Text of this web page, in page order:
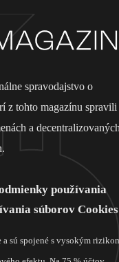
spravodajstvo o
z tohto magazínu spravili
a
používania
súborov Cookies
sú spojené s vysokým